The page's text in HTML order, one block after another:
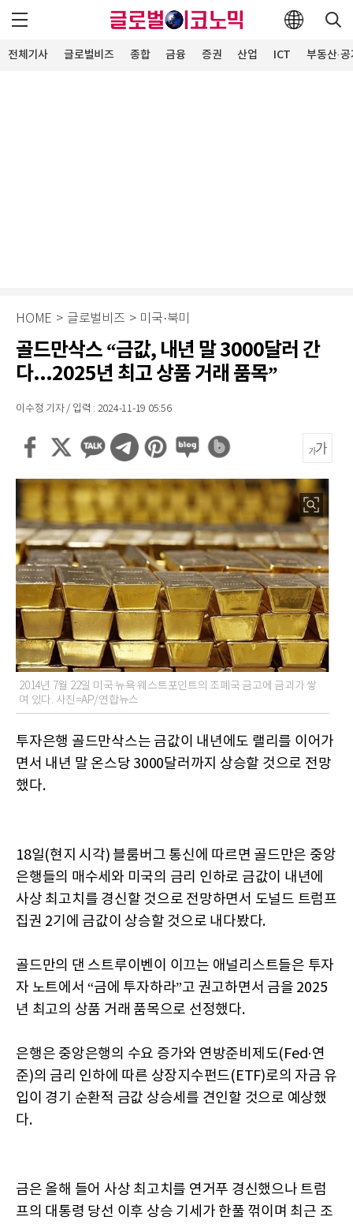
전체기사 글로벌비즈 종합 금융 증권 산업 ICT 부동산·
HOME > 글로벌비즈 > 미국·북미
골드만삭스 “금값, 내년 말 3000달러 간
다...2025년 최고 상품 거래 품목”
이수정 기자 / 입력 : 2024-11-19 05:56
2014년 7월 22일 미국 뉴욕 웨스트포인트의 조폐국 금고에 금괴가 쌓
여 있다. 사진=AP/연합뉴스
투자은행 골드만삭스는 금값이 내년에도 랠리를 이어가
면서 내년 말 온스당 3000달러까지 상승할 것으로 전망
했다.
18일(현지 시각) 블룸버그 통신에 따르면 골드만은 중앙
은행들의 매수세와 미국의 금리 인하로 금값이 내년에
사상 최고치를 경신할 것으로 전망하면서 도널드 트럼프
집권 2기에 금값이 상승할 것으로 내다봤다.
골드만의 댄 스트루이벤이 이끄는 애널리스트들은 투자
자 노트에서 “금에 투자하라”고 권고하면서 금을 2025
년 최고의 상품 거래 품목으로 선정했다.
은행은 중앙은행의 수요 증가와 연방준비제도(Fed·연
준)의 금리 인하에 따른 상장지수펀드(ETF)로의 자금 유
입이 경기 순환적 금값 상승세를 견인할 것으로 예상했
다.
금은 올해 들어 사상 최고치를 연거푸 경신했으나 트럼
프의 대통령 당선 이후 상승 기세가 한풀 꺾이며 최근 조